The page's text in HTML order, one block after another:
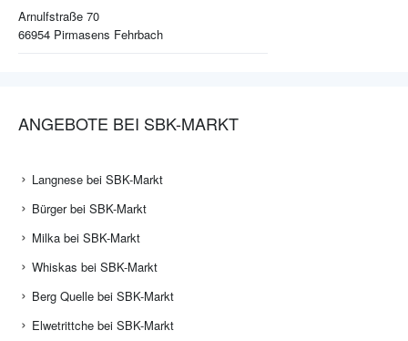
Arnulfstraße 70
66954 Pirmasens Fehrbach
ANGEBOTE BEI SBK-MARKT
Langnese bei SBK-Markt
Bürger bei SBK-Markt
Milka bei SBK-Markt
Whiskas bei SBK-Markt
Berg Quelle bei SBK-Markt
Elwetrittche bei SBK-Markt